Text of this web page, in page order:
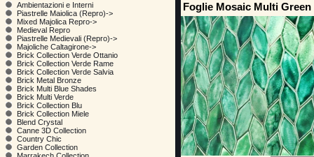
Ambientazioni e Interni
Piastrelle Maiolica (Repro)->
Mixed Majolica Repro->
Medieval Repro
Piastrelle Medievali (Repro)->
Majoliche Caltagirone->
Brick Collection Verde Ottanio
Brick Collection Verde Rame
Brick Collection Verde Salvia
Brick Metal Bronze
Brick Multi Blue Shades
Brick Multi Verde
Brick Collection Blu
Brick Collection Miele
Blend Crystal
Canne 3D Collection
Country Chic
Garden Collection
Foglie Mosaic Multi Green